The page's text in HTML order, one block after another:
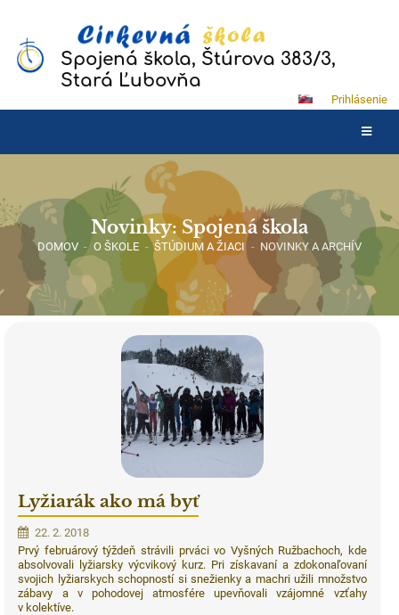
Spojená škola, Štúrova 383/3,
Stará Ľubovňa
Prihlásenie
Novinky: Spojená škola
DOMOV - O ŠKOLE - ŠTÚDIUM A ŽIACI - NOVINKY A ARCHÍV
Lyžiarák ako má byť
22. 2. 2018
Prvý februárový týždeň strávili prváci vo Vyšných Ružbachoch, kde
absolvovali lyžiarsky výcvikový kurz. Pri získavaní a zdokonaľovaní
svojich lyžiarskych schopností si snežienky a machri užili množstvo
zábavy a v pohodovej atmosfére upevňovali vzájomné vzťahy
v kolektíve.